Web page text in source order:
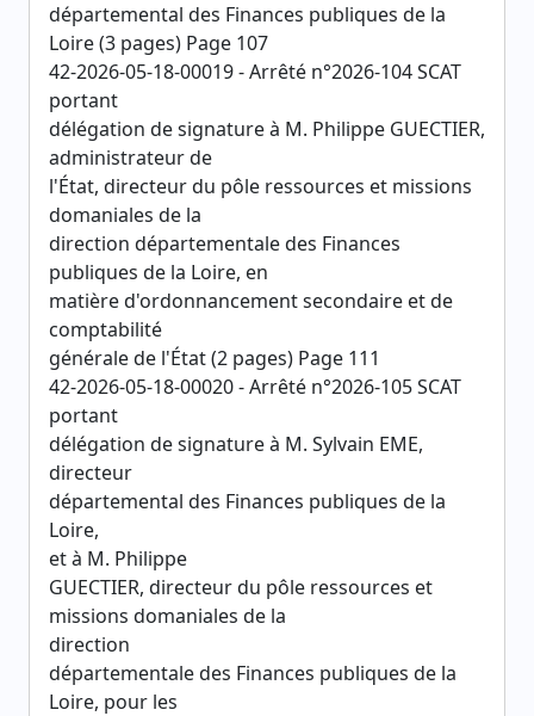
départemental des Finances publiques de la
Loire (3 pages) Page 107
42-2026-05-18-00019 - Arrêté n°2026-104 SCAT
portant
délégation de signature à M. Philippe GUECTIER,
administrateur de
l'État, directeur du pôle ressources et missions
domaniales de la
direction départementale des Finances
publiques de la Loire, en
matière d'ordonnancement secondaire et de
comptabilité
générale de l'État (2 pages) Page 111
42-2026-05-18-00020 - Arrêté n°2026-105 SCAT
portant
délégation de signature à M. Sylvain EME,
directeur
départemental des Finances publiques de la
Loire,
et à M. Philippe
GUECTIER, directeur du pôle ressources et
missions domaniales de la
direction
départementale des Finances publiques de la
Loire, pour les